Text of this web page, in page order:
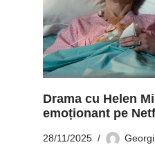
Drama cu Helen
emoționant pe
28/11/2025